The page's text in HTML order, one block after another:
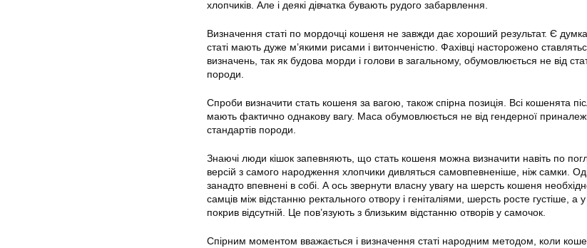
хлопчиків. Але і деякі дівчатка бувають рудого забарвлення.
Визначення статі по мордочці кошеня не завжди дає хороший результат. Є
статі мають дуже м’якими рисами і витонченістю. Фахівці насторожено
визначень, так як будова морди і голови в загальному, обумовлюється не від
породи.
Спроби визначити стать кошеня за вагою, також спірна позиція. Всі кошенята
мають фактично однакову вагу. Маса обумовлюється не від гендерної
стандартів породи.
Знаючі люди кішок запевняють, що стать кошеня можна визначити навіть по
версій з самого народження хлопчики дивляться самовпевненіше, ніж самки.
занадто впевнені в собі. А ось звернути власну увагу на шерсть кошеня
самців між відстанню ректального отвору і геніталіями, шерсть росте густіше, а
покрив відсутній. Це пов’язують з близьким відстанню отворів у самочок.
Спірним моментом вважається і визначення статі народним методом, коли